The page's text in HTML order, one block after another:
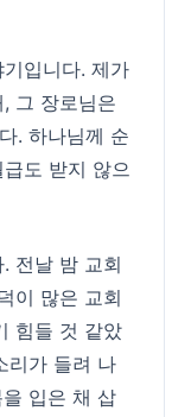
입니다. 제가
그 장로님은
. 하나님께 순
도 받지 않으
전날 밤 교회
이 많은 교회
힘들 것 같았
리가 들려 나
입은 채 삽